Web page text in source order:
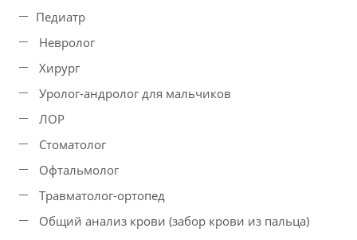
Педиатр
Невролог
Хирург
Уролог-андролог для мальчиков
ЛОР
Стоматолог
Офтальмолог
Травматолог-ортопед
Общий анализ крови (забор крови из пальца)